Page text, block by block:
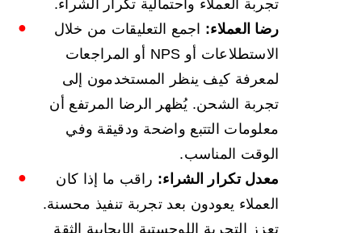
تجربة العملاء واحتمالية تكرار الشراء.
رضا العملاء:
اجمع التعليقات من خلال
الاستطلاعات أو NPS أو المراجعات
لمعرفة كيف ينظر المستخدمون إلى
تجربة الشحن. يُظهر الرضا المرتفع أن
معلومات التتبع واضحة ودقيقة وفي
الوقت المناسب.
معدل تكرار الشراء: راقب ما إذا كان
العملاء يعودون بعد تجربة تنفيذ محسنة.
تعزز التجربة اللوجستية الإيجابية الثقة